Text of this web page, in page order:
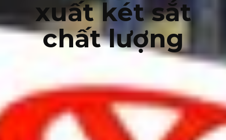
xuất két sắt
chất lượng